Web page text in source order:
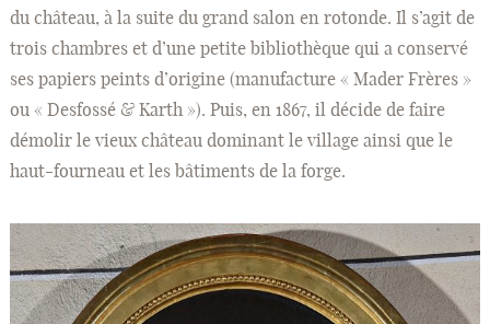
du château, à la suite du grand salon en rotonde. Il s’agit de
trois chambres et d’une petite bibliothèque qui a conservé
ses papiers peints d’origine (manufacture « Mader Frères »
ou « Desfossé & Karth »). Puis, en 1867, il décide de faire
démolir le vieux château dominant le village ainsi que le
haut-fourneau et les bâtiments de la forge.